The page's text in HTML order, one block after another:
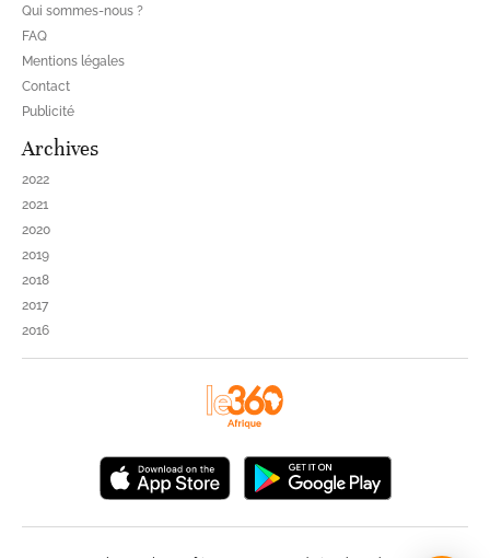
Qui sommes-nous ?
FAQ
Mentions légales
Contact
Publicité
Archives
2022
2021
2020
2019
2018
2017
2016